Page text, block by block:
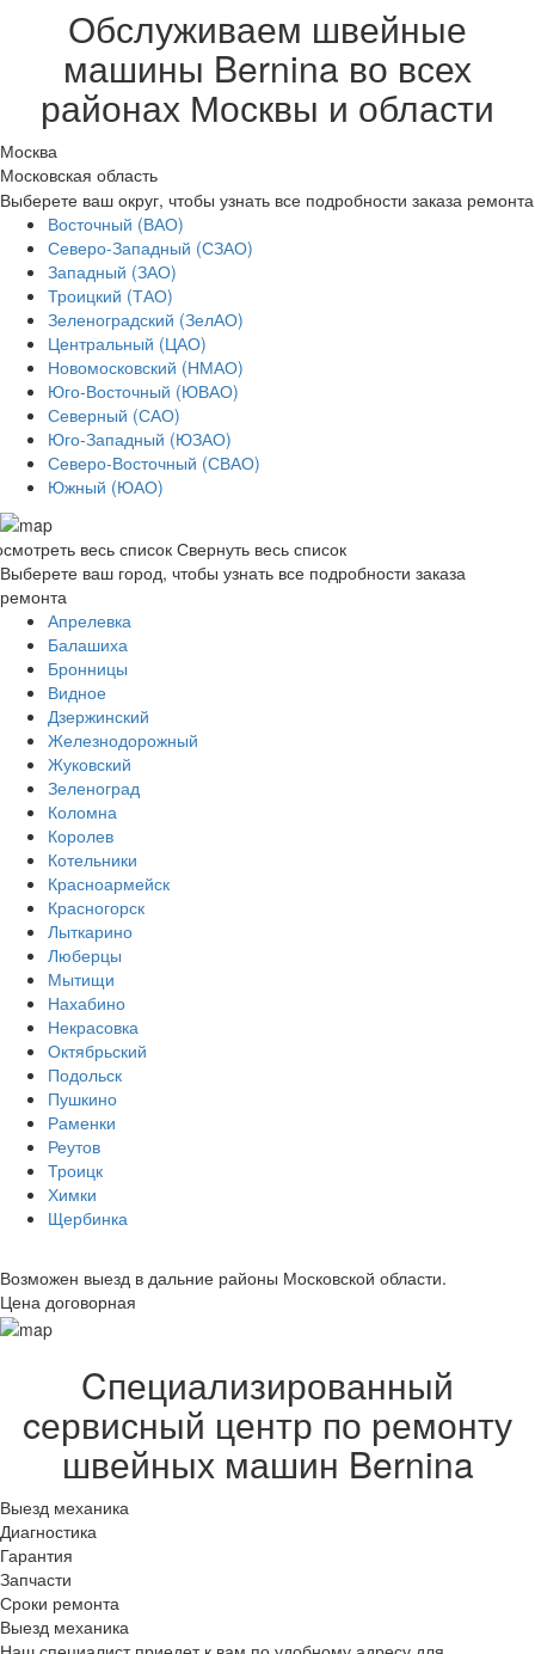
Обслуживаем швейные
машины Bernina во всех
районах Москвы и области
Москва
Московская область
Выберете ваш округ, чтобы узнать все подробности заказа ремонта
Восточный (ВАО)
Северо-Западный (СЗАО)
Западный (ЗАО)
Троицкий (ТАО)
Зеленоградский (ЗелАО)
Центральный (ЦАО)
Новомосковский (НМАО)
Юго-Восточный (ЮВАО)
Северный (САО)
Юго-Западный (ЮЗАО)
Северо-Восточный (СВАО)
Южный (ЮАО)
весь список Свернуть весь список
Выберете ваш город, чтобы узнать все подробности заказа
ремонта
Апрелевка
Балашиха
Бронницы
Видное
Дзержинский
Железнодорожный
Жуковский
Зеленоград
Коломна
Королев
Котельники
Красноармейск
Красногорск
Лыткарино
Люберцы
Мытищи
Нахабино
Некрасовка
Октябрьский
Подольск
Пушкино
Раменки
Реутов
Троицк
Химки
Щербинка
Возможен выезд в дальние районы Московской области.
Цена договорная
Cпециализированный
cервисный центр по ремонту
швейных машин Bernina
Выезд механика
Диагностика
Гарантия
Запчасти
Сроки ремонта
Выезд механика